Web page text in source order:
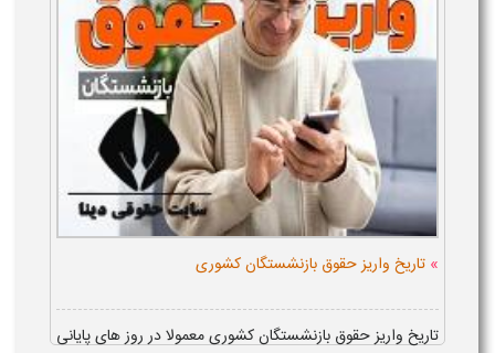
» تاریخ واریز حقوق بازنشستگان کشوری
تاریخ واریز حقوق بازنشستگان کشوری معمولا در روز های پایانی